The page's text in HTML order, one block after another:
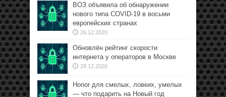
ВОЗ объявила об обнаружении
нового типа COVID-19 в восьми
европейских странах
26.12.2020
Обновлён рейтинг скорости
интернета у операторов в Москве
28.12.2020
Honor для смелых, ловких, умелых
— что подарить на Новый год